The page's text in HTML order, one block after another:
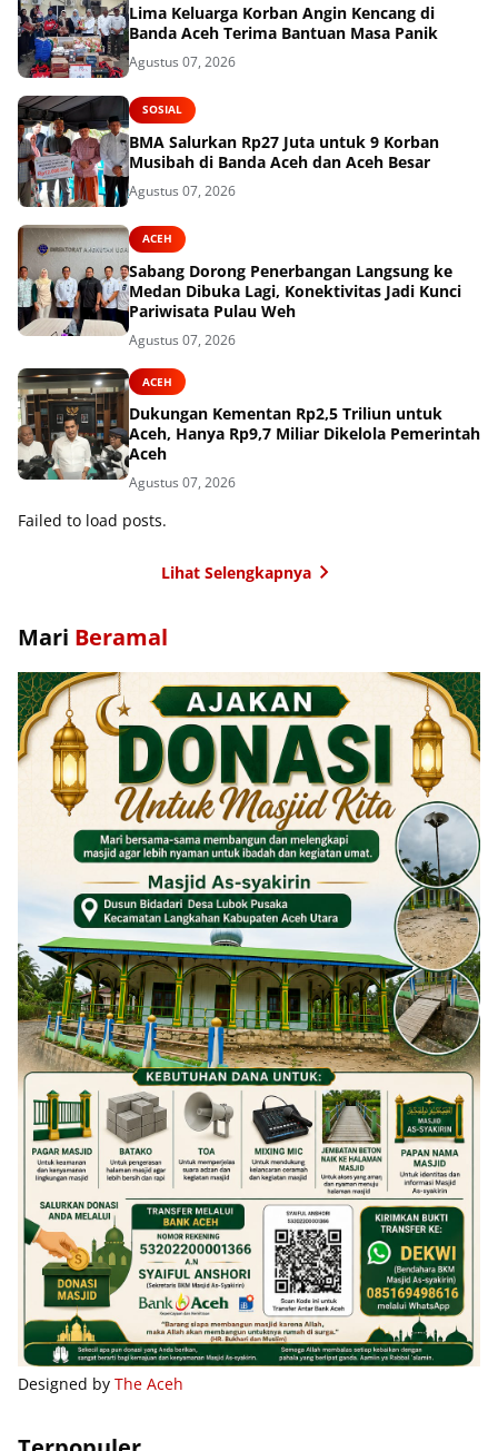
Lima Keluarga Korban Angin Kencang di
Banda Aceh Terima Bantuan Masa Panik
Agustus 07, 2026
SOSIAL
BMA Salurkan Rp27 Juta untuk 9 Korban
Musibah di Banda Aceh dan Aceh Besar
Agustus 07, 2026
ACEH
Sabang Dorong Penerbangan Langsung ke
Medan Dibuka Lagi, Konektivitas Jadi Kunci
Pariwisata Pulau Weh
Agustus 07, 2026
ACEH
Dukungan Kementan Rp2,5 Triliun untuk
Aceh, Hanya Rp9,7 Miliar Dikelola Pemerintah
Aceh
Agustus 07, 2026
Failed to load posts.
Lihat Selengkapnya
Mari Beramal
Designed by The Aceh